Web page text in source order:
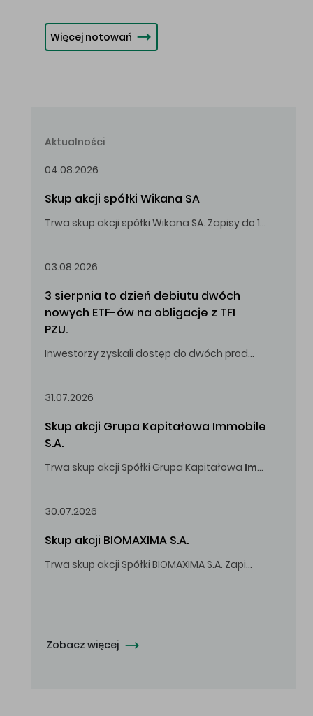
Więcej notowań
Aktualności
04.08.2026
Skup akcji spółki Wikana SA
Trwa skup akcji spółki Wikana SA. Zapisy do 14.08.2026 r. do godz. 16.00.
03.08.2026
3 sierpnia to dzień debiutu dwóch
nowych ETF-ów na obligacje z TFI
PZU.
Inwestorzy zyskali dostęp do dwóch produktów umożliwiających inwestowanie w obligacje skarbowe.
31.07.2026
Skup akcji Grupa Kapitałowa Immobile
S.A.
Trwa skup akcji Spółki Grupa Kapitałowa Immobile
30.07.2026
Skup akcji BIOMAXIMA S.A.
Trwa skup akcji Spółki BIOMAXIMA S.A. Zapisy do 4 sierpnia 2026 r. do godz. 16.00.
Zobacz więcej